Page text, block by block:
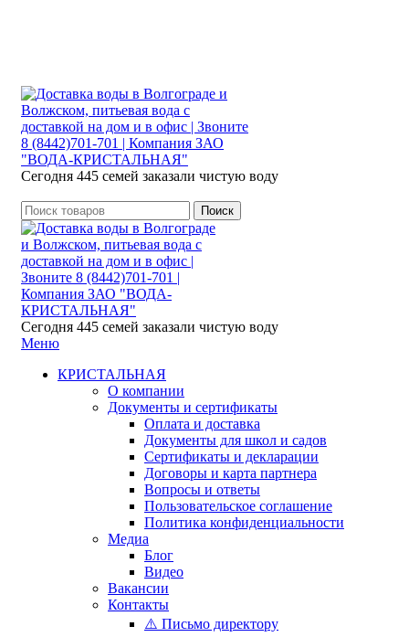
Сегодня 445 семей заказали чистую воду
Поиск
Сегодня 445 семей заказали чистую воду
Меню
КРИСТАЛЬНАЯ
О компании
Документы и сертификаты
Оплата и доставка
Документы для школ и садов
Сертификаты и декларации
Договоры и карта партнера
Вопросы и ответы
Пользовательское соглашение
Политика конфиденциальности
Медиа
Блог
Видео
Вакансии
Контакты
⚠️ Письмо директору